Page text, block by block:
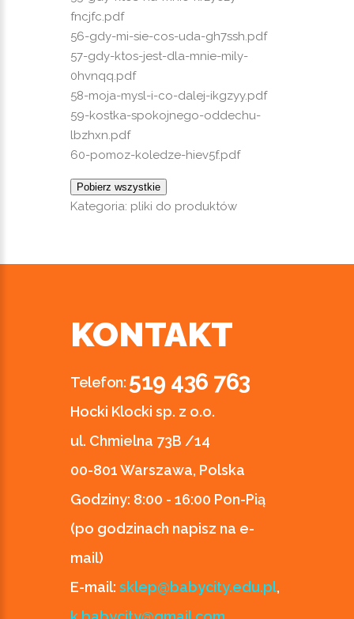
fncjfc.pdf
56-gdy-mi-sie-cos-uda-gh7ssh.pdf
57-gdy-ktos-jest-dla-mnie-mily-
0hvnqq.pdf
58-moja-mysl-i-co-dalej-ikgzyy.pdf
59-kostka-spokojnego-oddechu-
lbzhxn.pdf
60-pomoz-koledze-hiev5f.pdf
Pobierz wszystkie
Kategoria: pliki do produktów
KONTAKT
Telefon: 519 436 763
Hocki Klocki sp. z o.o.
ul. Chmielna 73B /14
00-801 Warszawa, Polska
Godziny: 8:00 - 16:00 Pon-Pią
(po godzinach napisz na e-
mail)
E-mail: sklep@babycity.edu.pl,